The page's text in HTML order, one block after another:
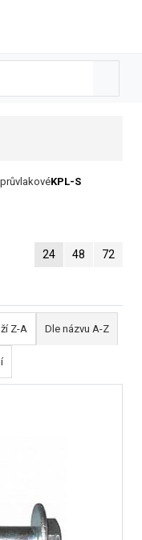
KPL-S
24 48 72
Z-A Dle názvu A-Z